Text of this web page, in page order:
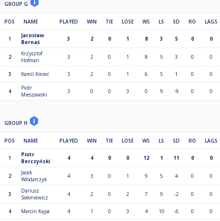
GROUP G
POS NAME PLAYED WIN TIE LOSE WS LS SD RO LAGS
1
Jarosław
Bernaś
3 2 0 1 8 3 5 0 0
2
Krzysztof
Hofman
3 2 0 1 8 5 3 0 0
3 Kamil Kmieć 3 2 0 1 6 5 1 0 0
4
Piotr
Mieszawski
3 0 0 3 0 9 -9 0 0
GROUP H
POS NAME PLAYED WIN TIE LOSE WS LS SD RO LAGS
1
Piotr
Berczyński
4 4 0 0 12 1 11 0 0
2
Jacek
Włodarczyk
4 3 0 1 9 5 4 0 0
3
Dariusz
Sołoniewicz
4 2 0 2 7 9 -2 0 0
4 Marcin Kępa 4 1 0 3 4 10 -6 0 0